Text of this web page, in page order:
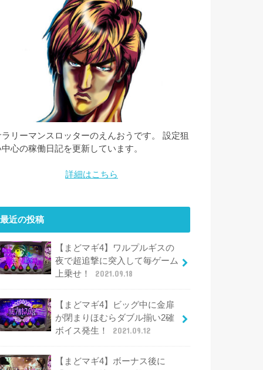
ラリーマンスロッターのえんおうです。 設定狙
心の稼働日記を更新しています。
詳細はこちら
最近の投稿
【まどマギ4】ワルプルギスの
夜で超追撃に突入して毎ゲーム
上乗せ！
2021.09.18
【まどマギ4】ビッグ中に金扉
が閉まりほむらダブル揃い2確
ボイス発生！
2021.09.12
【まどマギ4】ボーナス後に